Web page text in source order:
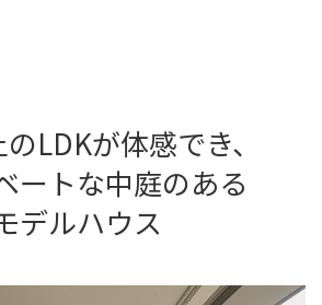
LDKが体感でき、
ートな中庭のある
デルハウス